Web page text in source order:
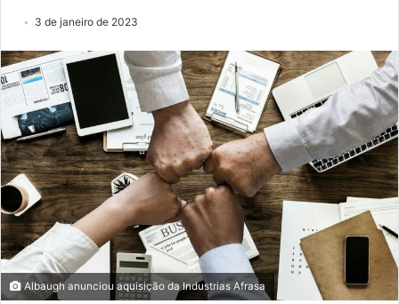
3 de janeiro de 2023
Albaugh anunciou aquisição da Industrias Afrasa